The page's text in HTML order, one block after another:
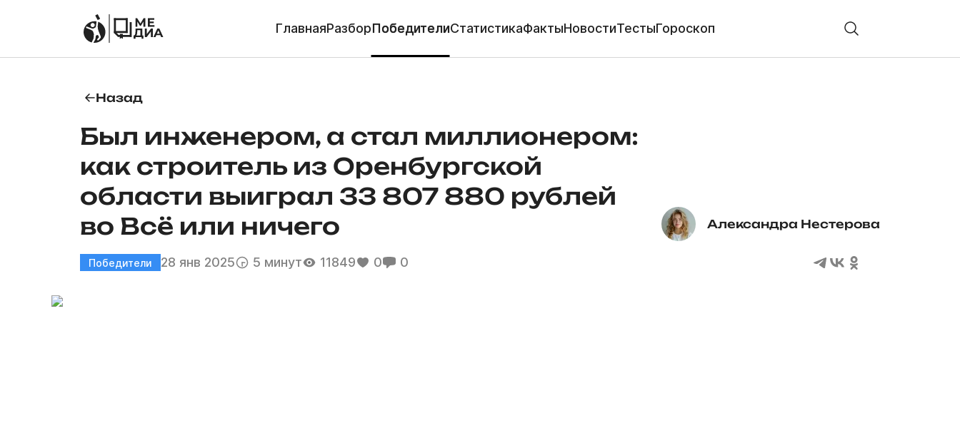
ГлавнаяРазборПобедителиСтатистикаФактыНовостиТестыГороскоп
Назад
Был инженером, а стал миллионером:
как строитель из Оренбургской
области выиграл 33 807 880 рублей
во Всё или ничего
Александра Нестерова
Победители 28 янв 2025 5 минут 11849 0 0